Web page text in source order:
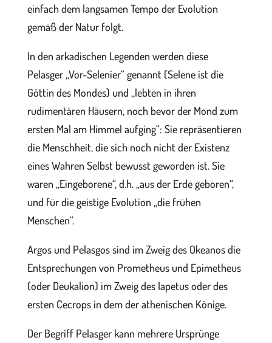
einfach dem langsamen Tempo der Evolution
gemäß der Natur folgt.
In den arkadischen Legenden werden diese
Pelasger „Vor-Selenier“ genannt (Selene ist die
Göttin des Mondes) und „lebten in ihren
rudimentären Häusern, noch bevor der Mond zum
ersten Mal am Himmel aufging“: Sie repräsentieren
die Menschheit, die sich noch nicht der Existenz
eines Wahren Selbst bewusst geworden ist. Sie
waren „Eingeborene“, d.h. „aus der Erde geboren“,
und für die geistige Evolution „die frühen
Menschen“.
Argos und Pelasgos sind im Zweig des Okeanos die
Entsprechungen von Prometheus und Epimetheus
(oder Deukalion) im Zweig des Iapetus oder des
ersten Cecrops in dem der athenischen Könige.
Der Begriff Pelasger kann mehrere Ursprünge